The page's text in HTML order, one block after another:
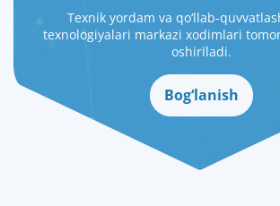
Texnik yordam va qo‘llab-
texnologiyalari markazi xodimlari
oshiriladi.
Bog‘lanish